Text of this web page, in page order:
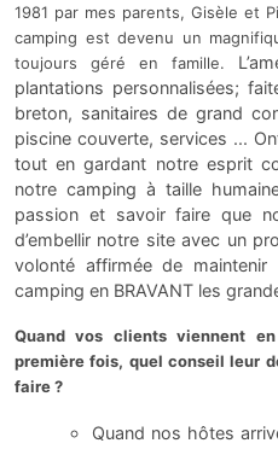
1981 par mes parents, Gisèle et
camping est devenu un
toujours géré en famille.
plantations personnalisées;
breton, sanitaires de grand
piscine couverte, services ...
tout en gardant notre esprit
notre camping à taille
passion et savoir faire que
d’embellir notre site avec un
volonté affirmée de
camping en BRAVANT les
Quand vos clients viennent
première fois, quel conseil leur
faire ?
Quand nos hôtes